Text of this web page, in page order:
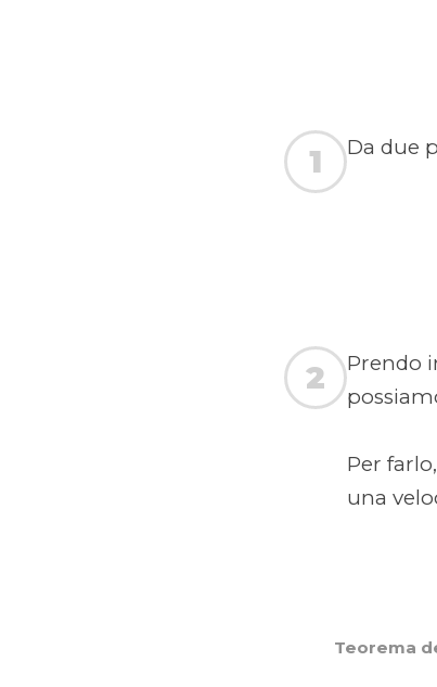
1 Da due
2
Prendo
Per
una
Teorema